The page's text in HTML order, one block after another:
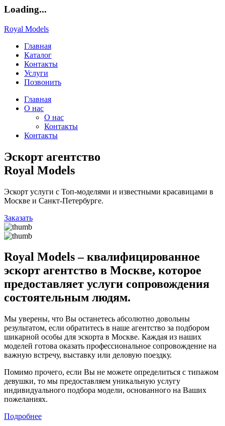
Loading...
Royal Models
Главная
Каталог
Контакты
Услуги
Позвонить
Главная
О нас
О нас
Контакты
Контакты
Эскорт агентство
Royal Models
Эскорт услуги с Топ-моделями и известными красавицами в
Москве и Санкт-Петербурге.
Заказать
Royal Models – квалифицированное
эскорт агентство в Москве, которое
предоставляет услуги сопровождения
состоятельным людям.
Мы уверены, что Вы останетесь абсолютно довольны
результатом, если обратитесь в наше агентство за подбором
шикарной особы для эскорта в Москве. Каждая из наших
моделей готова оказать профессиональное сопровождение на
важную встречу, выставку или деловую поездку.
Помимо прочего, если Вы не можете определиться с типажом
девушки, то мы предоставляем уникальную услугу
индивидуального подбора модели, основанного на Ваших
пожеланиях.
Подробнее